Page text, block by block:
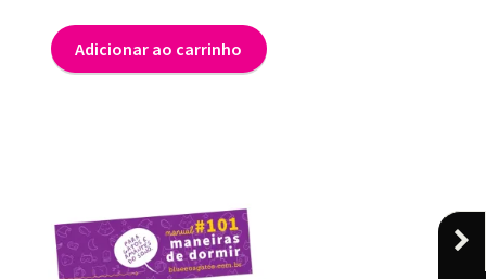
original
era:
R$34,90.
atual
é:
R$29,90.
Adicionar ao carrinho